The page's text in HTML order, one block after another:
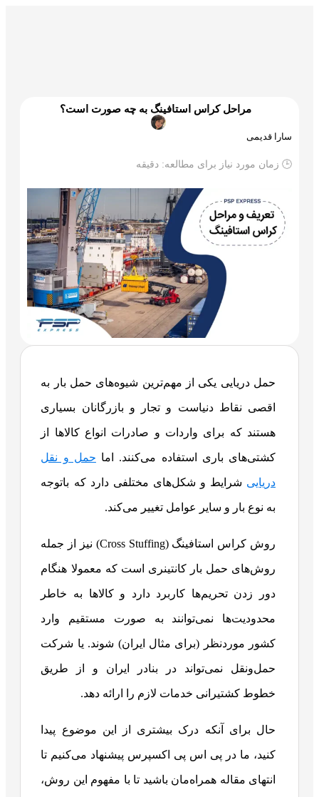
مراحل کراس استافینگ به چه صورت است؟
سارا قدیمی
🕒 زمان مورد نیاز برای مطالعه: دقیقه
حمل دریایی یکی از مهم‌ترین شیوه‌های حمل بار به
اقصی نقاط دنیاست و تجار و بازرگانان بسیاری
هستند که برای واردات و صادرات انواع کالاها از
کشتی‌های باری استفاده می‌کنند. اما حمل و نقل
دریایی شرایط و شکل‌های مختلفی دارد که باتوجه
به نوع بار و سایر عوامل تغییر می‌کند.
روش کراس استافینگ (Cross Stuffing) نیز از جمله
روش‌های حمل بار کانتینری است که معمولا هنگام
دور زدن تحریم‌ها کاربرد دارد و کالاها به خاطر
محدودیت‌ها نمی‌توانند به صورت مستقیم وارد
کشور موردنظر (برای مثال ایران) شوند. یا شرکت
حمل‌ونقل نمی‌تواند در بنادر ایران و از طریق
خطوط کشتیرانی خدمات لازم را ارائه دهد.
حال برای آنکه درک بیشتری از این موضوع پیدا
کنید، ما در پی اس پی اکسپرس پیشنهاد می‌کنیم تا
انتهای مقاله همراه‌مان باشید تا با مفهوم این روش،